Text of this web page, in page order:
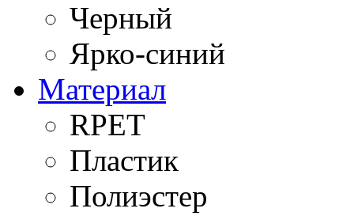
Черный
Ярко-синий
Материал
RPET
Пластик
Полиэстер